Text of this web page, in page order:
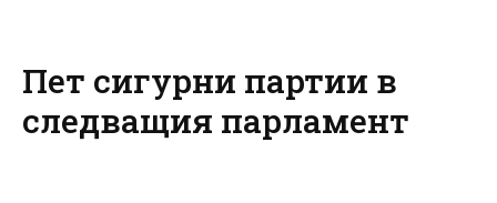
Пет сигурни партии в
следващия парламент